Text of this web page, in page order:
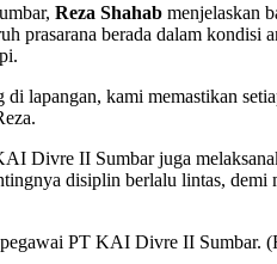
Reza Shahab menjelaskan
prasarana berada dalam
lapangan, kami memastikan
Divre II Sumbar juga
disiplin berlalu lintas,
PT KAI Divre II Sumbar.